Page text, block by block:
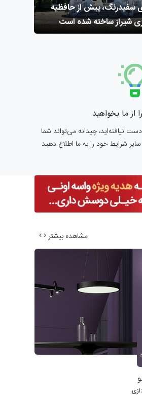
سفیدرنگ، پیش از حافظیه
شیراز ساخته شده است
ما بخواهید
نیافته‌اید، چیدانه می‌تواند شما
شرایط خود را به ما اطلاع دهید
مشاهده بیشتر